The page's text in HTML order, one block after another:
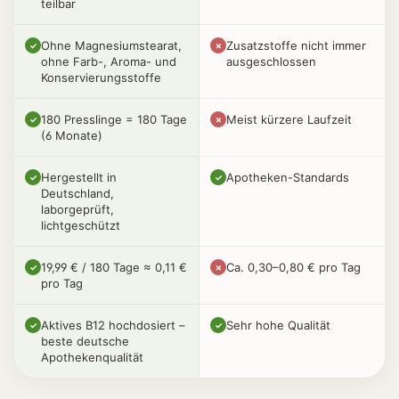
teilbar
✓ Ohne Magnesiumstearat,
ohne Farb-, Aroma- und
Konservierungsstoffe
✗ Zusatzstoffe nicht immer
ausgeschlossen
✓ 180 Presslinge = 180 Tage
(6 Monate)
✗ Meist kürzere Laufzeit
✓ Hergestellt in
Deutschland,
laborgeprüft,
lichtgeschützt
✓ Apotheken-Standards
✓ 19,99 € / 180 Tage ≈ 0,11 €
pro Tag
✗ Ca. 0,30–0,80 € pro Tag
✓ Aktives B12 hochdosiert –
beste deutsche
Apothekenqualität
✓ Sehr hohe Qualität